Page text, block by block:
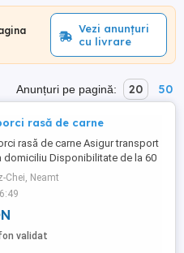
Vezi anunțuri
cu livrare
Anunțuri pe pagină: 20 50
rasă de carne
rasă de carne Asigur transport
domiciliu Disponibilitate de la 60
la 200kg Detalii doar la telefon
Chei, Neamt
validat